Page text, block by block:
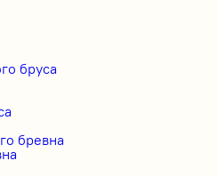
бруса
бревна